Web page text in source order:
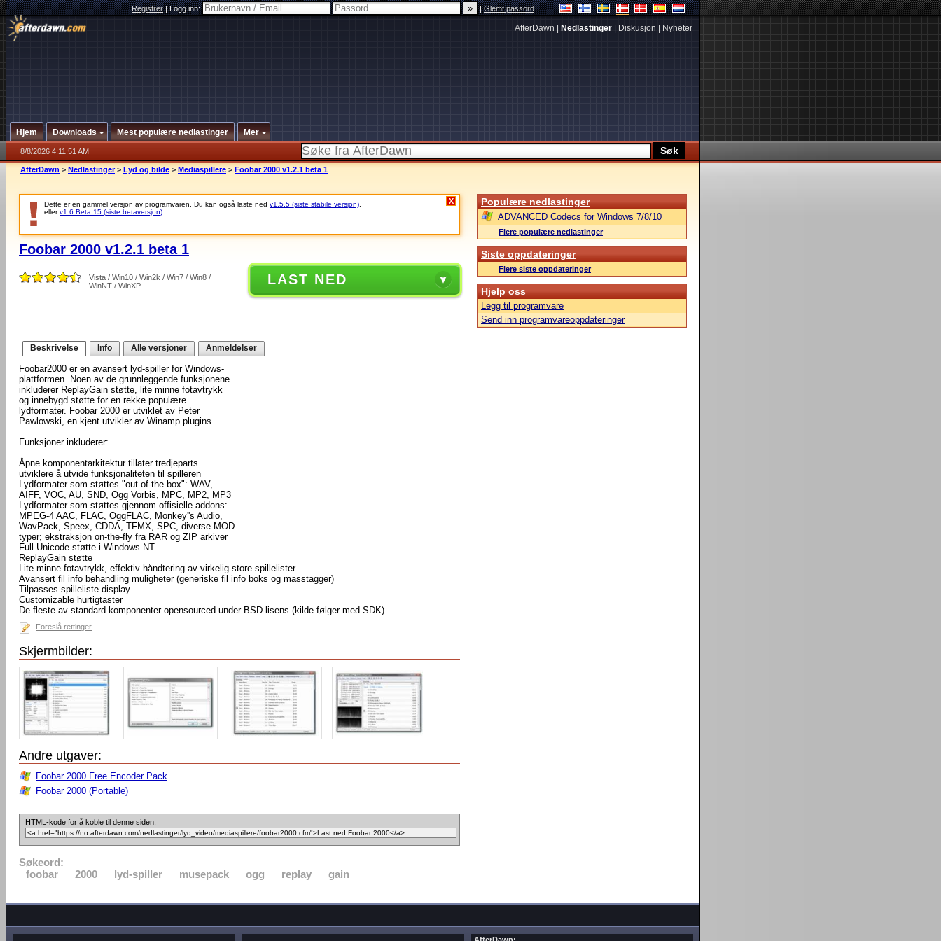
Registrer|Logg inn: |Glemt passord
AfterDawn Nedlastinger Diskusjon Nyheter
Hjem Downloads Mest populære nedlastinger Mer
8/8/2026 4:11:51 AM
AfterDawn > Nedlastinger > Lyd og bilde > Mediaspillere > Foobar 2000 v1.2.1 beta 1
Dette er en gammel versjon av programvaren. Du kan også laste ned v1.5.5 (siste stabile versjon)
ellerv1.6 Beta 15 (siste betaversjon)
X
Foobar 2000 v1.2.1 beta 1
Vista / Win10 / Win2k / Win7 / Win8 /
WinNT / WinXP
LAST NED
Beskrivelse Info Alle versjoner Anmeldelser
Foobar2000 er en avansert lyd-spiller for Windows-
plattformen. Noen av de grunnleggende funksjonene
inkluderer ReplayGain støtte, lite minne fotavtrykk
og innebygd støtte for en rekke populære
lydformater. Foobar 2000 er utviklet av Peter
Pawlowski, en kjent utvikler av Winamp plugins.
Funksjoner inkluderer:
Åpne komponentarkitektur tillater tredjeparts
utviklere å utvide funksjonaliteten til spilleren
Lydformater som støttes "out-of-the-box": WAV,
AIFF, VOC, AU, SND, Ogg Vorbis, MPC, MP2, MP3
Lydformater som støttes gjennom offisielle addons:
MPEG-4 AAC, FLAC, OggFLAC, Monkey''s Audio,
WavPack, Speex, CDDA, TFMX, SPC, diverse MOD
typer; ekstraksjon on-the-fly fra RAR og ZIP arkiver
Full Unicode-støtte i Windows NT
ReplayGain støtte
Lite minne fotavtrykk, effektiv håndtering av virkelig store spillelister
Avansert fil info behandling muligheter (generiske fil info boks og masstagger)
Tilpasses spilleliste display
Customizable hurtigtaster
De fleste av standard komponenter opensourced under BSD-lisens (kilde følger med SDK)
Foreslå rettinger
Skjermbilder:
Andre utgaver:
Foobar 2000 Free Encoder Pack
Foobar 2000 (Portable)
HTML-kode for å koble til denne siden:
Søkeord:
foobar
2000 lyd-spiller musepack ogg replay gain
Populære nedlastinger
ADVANCED Codecs for Windows 7/8/10
Flere populære nedlastinger
Siste oppdateringer
Flere siste oppdateringer
Hjelp oss
Legg til programvare
Send inn programvareoppdateringer